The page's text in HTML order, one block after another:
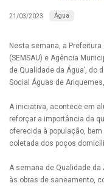
21/03/2023 Água
Nesta semana, a
(SEMSAU) e Agência
de Qualidade da Água’, do
Social Águas de
A iniciativa, acontece em
reforçar a importância da
oferecida à população,
coletada dos poços
A semana de Qualidade
às obras de saneamento,